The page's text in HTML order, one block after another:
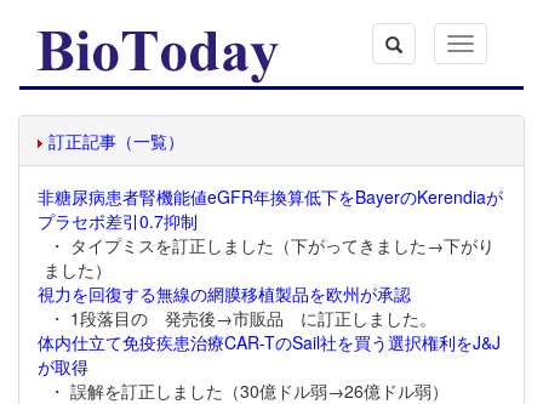
Toggle
navigation
訂正記事（一覧）
非糖尿病患者腎機能値eGFR年換算低下をBayerのKerendiaが
プラセボ差引0.7抑制
・ タイプミスを訂正しました（下がってきました→下がり
ました）
視力を回復する無線の網膜移植製品を欧州が承認
・ 1段落目の 発売後→市販品 に訂正しました。
体内仕立て免疫疾患治療CAR-TのSail社を買う選択権利をJ&J
が取得
・ 誤解を訂正しました（30億ドル弱→26億ドル弱）